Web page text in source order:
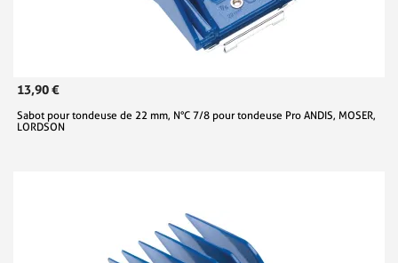
13,90 €
Sabot pour tondeuse de 22 mm, N°C 7/8 pour tondeuse Pro ANDIS, MOSER,
LORDSON